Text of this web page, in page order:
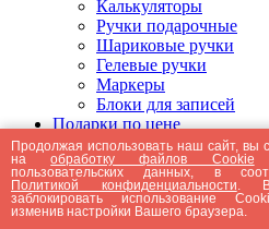
Калькуляторы
Ручки подарочные
Шариковые ручки
Гелевые ручки
Маркеры
Блоки для записей
Подарки по цене
Подарки от 5000
Подарки до 5000
Подарки до 3000
Подарки до 2000
Подарки до 1000
Продолжая использовать наш сайт, вы
наобработку файлов Cookie
пользовательских данных, в
Политикой конфиденциальности .
заблокировать использование
изменив настройки Вашего браузера.